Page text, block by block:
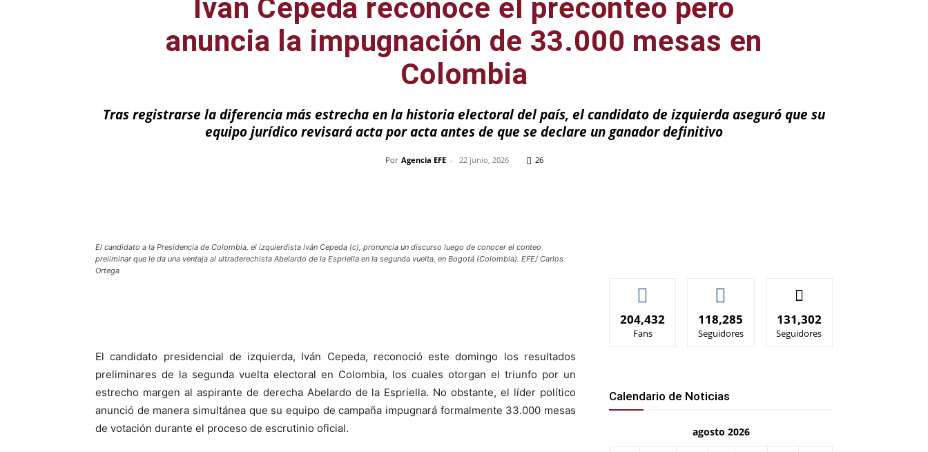
Iván Cepeda reconoce el preconteo pero
anuncia la impugnación de 33.000 mesas en
Colombia
Tras registrarse la diferencia más estrecha en la historia electoral del país, el candidato de izquierda aseguró que su
equipo jurídico revisará acta por acta antes de que se declare un ganador definitivo
Por Agencia EFE - 22 junio, 2026 26
El candidato a la Presidencia de Colombia, el izquierdista Iván Cepeda (c), pronuncia un discurso luego de conocer el conteo
preliminar que le da una ventaja al ultraderechista Abelardo de la Espriella en la segunda vuelta, en Bogotá (Colombia). EFE/ Carlos
Ortega
El candidato presidencial de izquierda, Iván Cepeda, reconoció este domingo los resultados
preliminares de la segunda vuelta electoral en Colombia, los cuales otorgan el triunfo por un
estrecho margen al aspirante de derecha Abelardo de la Espriella. No obstante, el líder político
anunció de manera simultánea que su equipo de campaña impugnará formalmente 33.000 mesas
de votación durante el proceso de escrutinio oficial.
204,432
Fans
118,285
Seguidores
131,302
Seguidores
Calendario de Noticias
agosto 2026